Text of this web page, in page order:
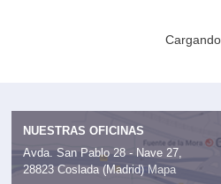
NUESTRAS OFICINAS
Avda. San Pablo 28 - Nave 27,
28823 Coslada (Madrid) Mapa